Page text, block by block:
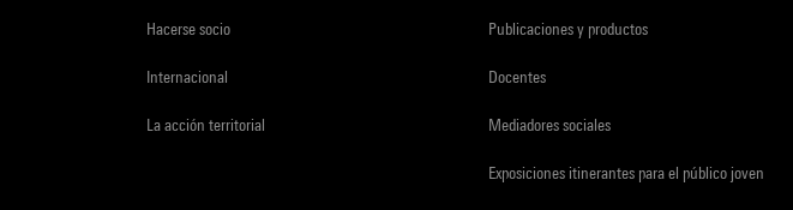
Hacerse socio
Internacional
La acción territorial
Publicaciones y productos
Docentes
Mediadores sociales
Exposiciones itinerantes para el público joven